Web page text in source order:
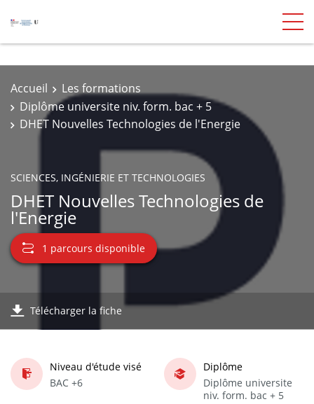
Accueil
Les formations
Diplôme universite niv. form. bac + 5
DHET Nouvelles Technologies de l'Energie
SCIENCES, INGÉNIERIE ET TECHNOLOGIES
DHET Nouvelles Technologies de
l'Energie
1 parcours disponible
Télécharger la fiche
Niveau d'étude visé
BAC +6
Diplôme
Diplôme universite
niv. form. bac + 5